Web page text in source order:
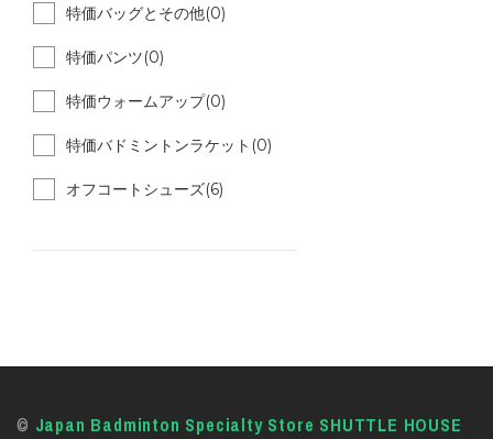
特価バッグとその他(0)
特価パンツ(0)
特価ウォームアップ(0)
特価バドミントンラケット(0)
オフコートシューズ(6)
© Japan Badminton Specialty Store SHUTTLE HOUSE